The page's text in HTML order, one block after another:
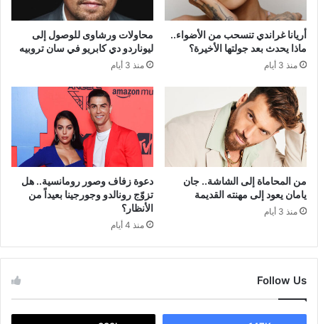
أريانا غراندي تنسحب من الأضواء..
ماذا يحدث بعد جولتها الأخيرة؟
منذ 3 أيام
محاولات ورشاوى للوصول إلى
ليوناردو دي كابريو في سان تروبيه
منذ 3 أيام
من المحاماة إلى الشاشة.. جان
يامان يعود إلى مهنته القديمة
منذ 3 أيام
دعوة زفاف وصور رومانسية.. هل
تزوّج رونالدو وجورجينا بعيداً من
الأنظار؟
منذ 4 أيام
Follow Us